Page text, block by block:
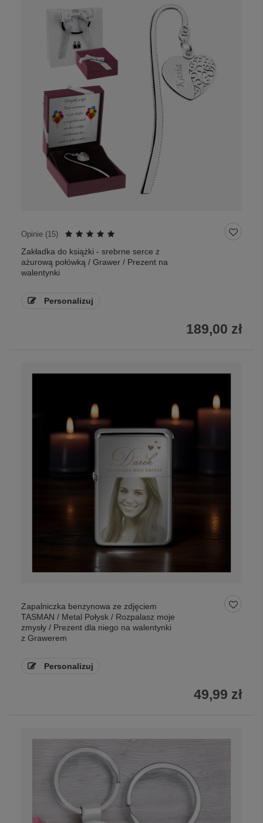
Opinie (15)
Zakładka do książki - srebrne serce z
ażurową połówką / Grawer / Prezent na
walentynki
Personalizuj
189,00 zł
Zapalniczka benzynowa ze zdjęciem
TASMAN / Metal Połysk / Rozpalasz moje
zmysły / Prezent dla niego na walentynki
z Grawerem
Personalizuj
49,99 zł